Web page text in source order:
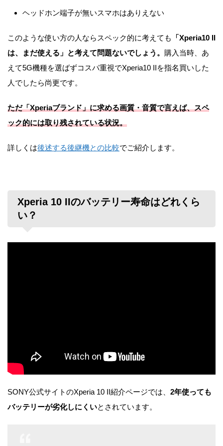
ヘッドホン端子が無いスマホはありえない
このような使い方の人ならスペック的に考えても
「Xperia10 II
は、まだ使える」と考えて問題ないでしょう。 購入当時、あ
えて5G機種を選ばずコスパ重視でXperia10 IIを指名買いした
人でしたら尚更です。
ただ「Xperiaブランド」に求める画質・音質で言えば、スペ
ック的には取り残されている状況。
詳しくは後述する後継機との比較でご紹介します。
Xperia 10 IIのバッテリー寿命はどれくら
い？
SONY公式サイトのXperia 10 II紹介ページでは、 2年使っても
バッテリーが劣化しにくいとされています。